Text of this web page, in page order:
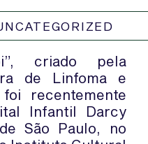
criado pela
de Linfoma e
recentemente
Infantil Darcy
São Paulo, no